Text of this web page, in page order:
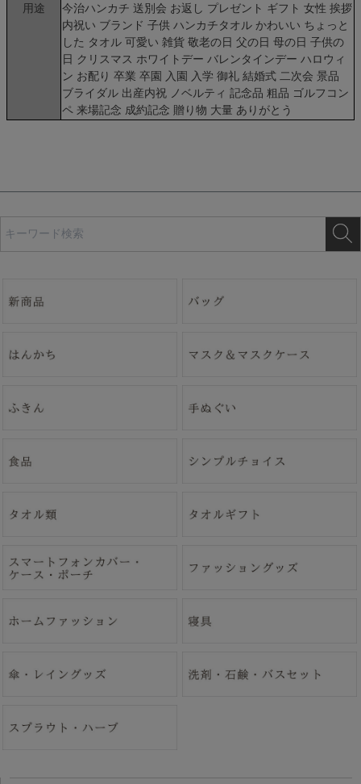
用途
今治ハンカチ 送別会 お返し プレゼント ギフト 女性 挨拶
内祝い ブランド 子供 ハンカチタオル かわいい ちょっと
した タオル 可愛い 雑貨 敬老の日 父の日 母の日 子供の
日 クリスマス ホワイトデー バレンタインデー ハロウィ
ン お配り 卒業 卒園 入園 入学 御礼 結婚式 二次会 景品
ブライダル 出産内祝 ノベルティ 記念品 粗品 ゴルフコン
ペ 来場記念 成約記念 贈り物 大量 ありがとう